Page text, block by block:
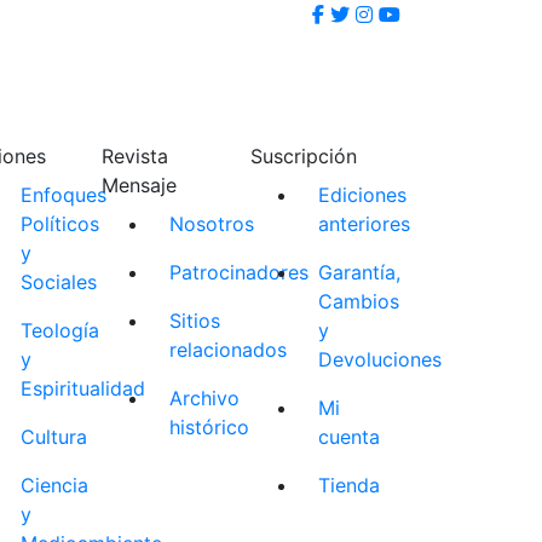
Enfoques
Políticos
y
Sociales
Teología
y
Espiritualidad
Cultura
Ciencia
y
Revista
Mensaje
Nosotros
Patrocinadores
Sitios
relacionados
Archivo
histórico
Suscripción
Ediciones
anteriores
Garantía,
Cambios
y
Devoluciones
Mi
cuenta
Tienda